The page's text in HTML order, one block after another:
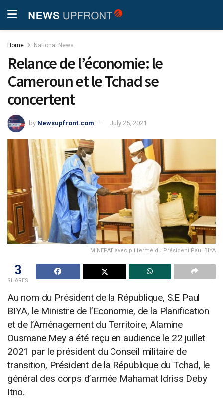
Home National News
Relance de l’économie: le
Cameroun et le Tchad se
concertent
by Newsupfront.com July 25, 2021
MINEPAT avec pli fermé du Président Paul BIYA
3
SHARES
Au nom du Président de la République, S.E Paul
BIYA, le Ministre de l’Economie, de la Planification
et de l’Aménagement du Territoire, Alamine
Ousmane Mey a été reçu en audience le 22 juillet
2021 par le président du Conseil militaire de
transition, Président de la République du Tchad, le
général des corps d’armée Mahamat Idriss Deby
Itno.